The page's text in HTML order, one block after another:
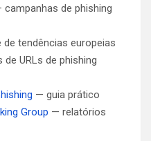
campanhas de phishing
de tendências europeias
URLs de phishing
— guia prático
Group — relatórios